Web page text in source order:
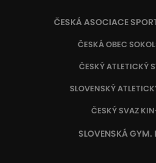
ČESKÁ ASOCIACE
ČESKÁ OBEC
ČESKÝ ATLETICKÝ
SLOVENSKÝ
ČESKÝ SVAZ
SLOVENSKÁ GYM.